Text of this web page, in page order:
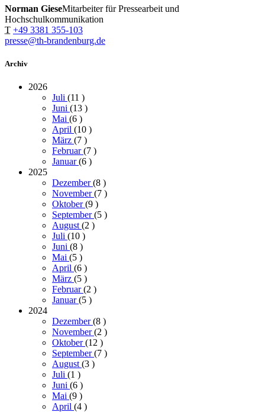
Norman GieseMitarbeiter für Pressearbeit und
Hochschulkommunikation
T +49 3381 355-103
presse@th-brandenburg.de
Archiv
2026
Juli (11 )
Juni (13 )
Mai (6 )
April (10 )
März (7 )
Februar(7 )
Januar(6 )
2025
Dezember(8 )
November(7 )
Oktober(9 )
September(5 )
August(2 )
Juli (10 )
Juni (8 )
Mai (5 )
April (6 )
März (5 )
Februar(2 )
Januar(5 )
2024
Dezember(8 )
November(2 )
Oktober(12 )
September(7 )
August(3 )
Juli (1 )
Juni (6 )
Mai (9 )
April (4 )